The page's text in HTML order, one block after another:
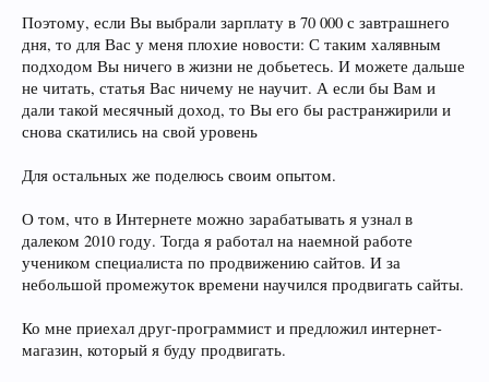
Поэтому, если Вы выбрали зарплату в 70 000 с завтрашнего
дня, то для Вас у меня плохие новости: С таким халявным
подходом Вы ничего в жизни не добьетесь. И можете дальше
не читать, статья Вас ничему не научит. А если бы Вам и
дали такой месячный доход, то Вы его бы растранжирили и
снова скатились на свой уровень
Для остальных же поделюсь своим опытом.
О том, что в Интернете можно зарабатывать я узнал в
далеком 2010 году. Тогда я работал на наемной работе
учеником специалиста по продвижению сайтов. И за
небольшой промежуток времени научился продвигать сайты.
Ко мне приехал друг-программист и предложил интернет-
магазин, который я буду продвигать.